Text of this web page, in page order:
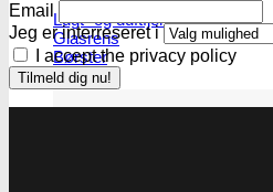
Lugt- og duftfjernere
Glasrens
Børster
Tilbehør
Email
Jeg er interreseret i
I accept the privacy policy